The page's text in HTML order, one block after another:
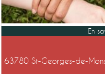
63780 St-Georges-de-